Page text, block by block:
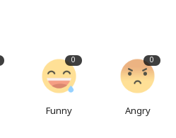
0
Funny
0
Angry